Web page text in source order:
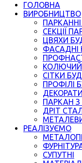
ГОЛОВНА
ВИРОБНИЦТВО
ПАРКАННІ
СЕКЦІЇ
ЦВЯХИ
ФАСАДНІ
КОЛЮЧИЙ
СІТКИ
ПРОФІЛІ
ПАРКАН
ДРІТ
РЕАЛІЗУЄМО
СУПУТНІ